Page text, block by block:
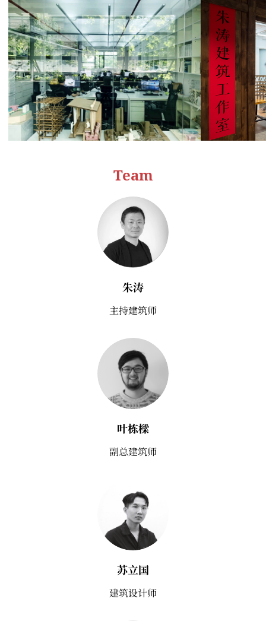
Team
朱涛
主持建筑师
叶栋樑
副总建筑师
苏立国
建筑设计师